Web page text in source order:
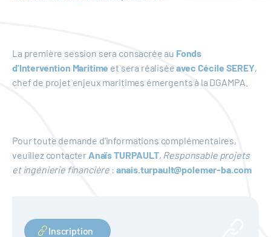
La première session sera consacrée au Fonds
d'Intervention Maritime et sera réaliséeavec Cécile SEREY,
chef de projet enjeux maritimes émergents à la DGAMPA.
Pour toute demande d'informations complémentaires,
veuillez contacter Anaïs TURPAULT, Responsable projets
et ingénierie financière : anais.turpault@polemer-ba.com
Inscription